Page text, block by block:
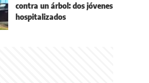
contra un árbol: dos jóvenes
hospitalizados